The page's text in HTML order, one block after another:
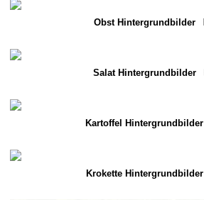
Obst Hintergrundbilder
Salat Hintergrundbilder
Kartoffel Hintergrundbilder
Krokette Hintergrundbilder